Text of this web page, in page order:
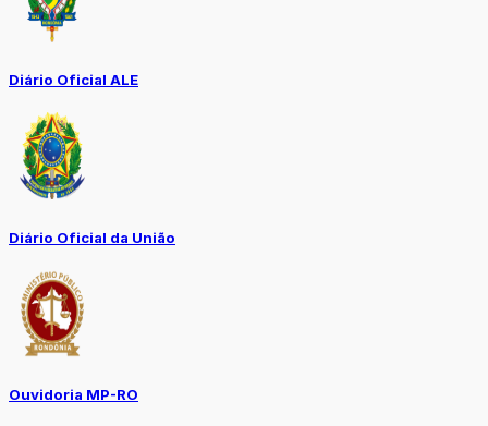
Diário Oficial ALE
Diário Oficial da União
Ouvidoria MP-RO